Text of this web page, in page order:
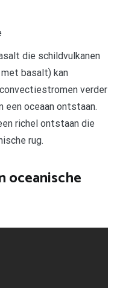
die schildvulkanen
basalt) kan
verder
een oceaan ontstaan.
richel ontstaan die
rug.
oceanische